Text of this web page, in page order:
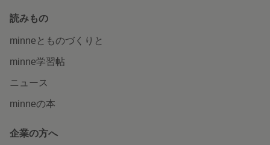
読みもの
minneとものづくりと
minne学習帖
ニュース
minneの本
企業の方へ